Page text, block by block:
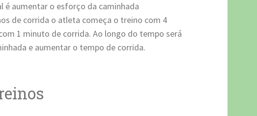
é aumentar o esforço da caminhada
de corrida o atleta começa o treino com 4
1 minuto de corrida. Ao longo do tempo será
e aumentar o tempo de corrida.